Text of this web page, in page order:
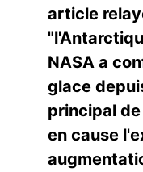
article
NASA a
glace
principal
en cause